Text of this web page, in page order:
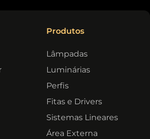
Produtos
Lâmpadas
Luminárias
Perfis
Fitas e Drivers
Sistemas Lineares
Área Externa